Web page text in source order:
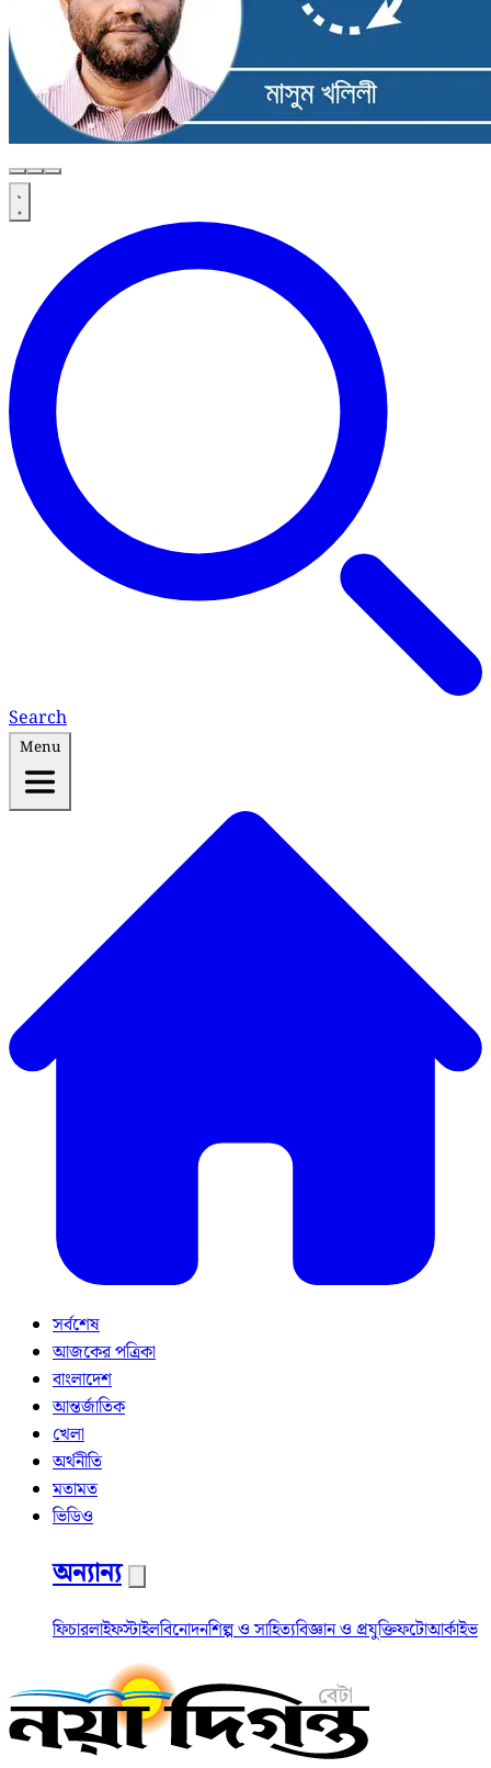
Search
Menu
সর্বশেষ
আজকের পত্রিকা
বাংলাদেশ
আন্তর্জাতিক
খেলা
অর্থনীতি
মতামত
ভিডিও
অন্যান্য
ফিচারলাইফস্টাইলবিনোদনশিল্প ও সাহিত্যবিজ্ঞান ও প্রযুক্তিফটোআর্কাইভ